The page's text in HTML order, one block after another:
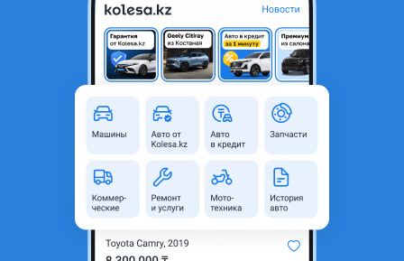
Mitsubishi Pajero 1993 года
Объявление находится в архиве и может быть
Костанай, Костанайская
1991 - 1997 2 поколение